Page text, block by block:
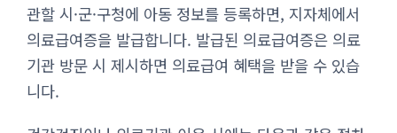
관할 시·군·구청에 아동 정보를 등록하면, 지자체에서
의료급여증을 발급합니다. 발급된 의료급여증은 의료
기관 방문 시 제시하면 의료급여 혜택을 받을 수 있습
니다.